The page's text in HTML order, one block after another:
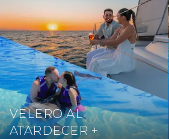
VELERO AL
ATARDECER +